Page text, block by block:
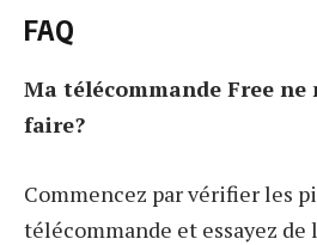
FAQ
Ma télécommande Free ne
faire?
Commencez par vérifier les
télécommande et essayez de